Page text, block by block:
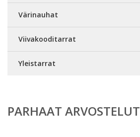
Värinauhat
Viivakooditarrat
Yleistarrat
PARHAAT ARVOSTELUT